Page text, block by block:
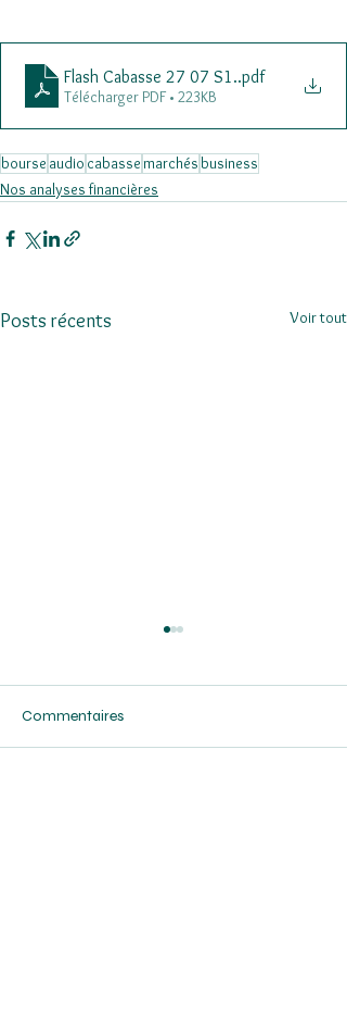
Flash Cabasse 27 07 S1..pdf
Télécharger PDF • 223KB
bourse audio cabassemarchés business
Nos analyses financières
Posts récents Voir tout
Commentaires